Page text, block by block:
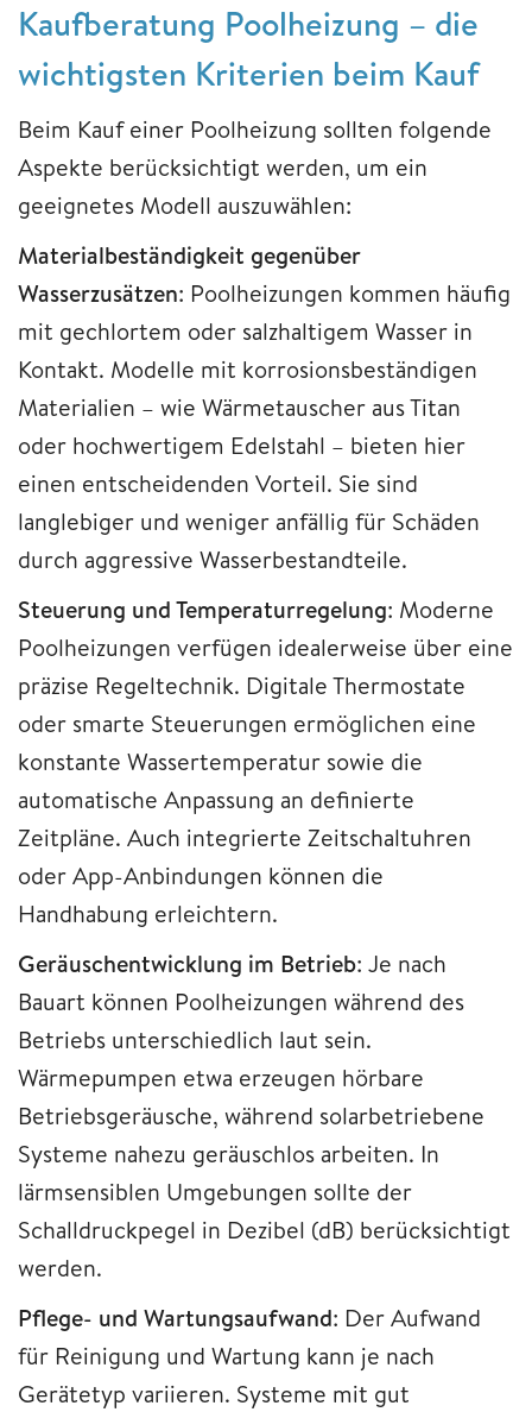
Kaufberatung Poolheizung – die
wichtigsten Kriterien beim Kauf
Beim Kauf einer Poolheizung sollten folgende
Aspekte berücksichtigt werden, um ein
geeignetes Modell auszuwählen:
Materialbeständigkeit gegenüber
Wasserzusätzen: Poolheizungen kommen häufig
mit gechlortem oder salzhaltigem Wasser in
Kontakt. Modelle mit korrosionsbeständigen
Materialien – wie Wärmetauscher aus Titan
oder hochwertigem Edelstahl – bieten hier
einen entscheidenden Vorteil. Sie sind
langlebiger und weniger anfällig für Schäden
durch aggressive Wasserbestandteile.
Steuerung und Temperaturregelung: Moderne
Poolheizungen verfügen idealerweise über eine
präzise Regeltechnik. Digitale Thermostate
oder smarte Steuerungen ermöglichen eine
konstante Wassertemperatur sowie die
automatische Anpassung an definierte
Zeitpläne. Auch integrierte Zeitschaltuhren
oder App-Anbindungen können die
Handhabung erleichtern.
Geräuschentwicklung im Betrieb: Je nach
Bauart können Poolheizungen während des
Betriebs unterschiedlich laut sein.
Wärmepumpen etwa erzeugen hörbare
Betriebsgeräusche, während solarbetriebene
Systeme nahezu geräuschlos arbeiten. In
lärmsensiblen Umgebungen sollte der
Schalldruckpegel in Dezibel (dB) berücksichtigt
werden.
Pflege- und Wartungsaufwand: Der Aufwand
für Reinigung und Wartung kann je nach
Gerätetyp variieren. Systeme mit gut